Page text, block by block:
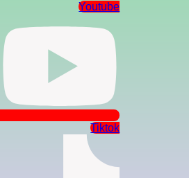
Youtube
Tiktok